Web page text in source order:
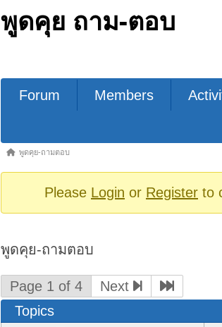
พูดคุย ถาม-ตอบ
Forum
Forum Members
Forum
breadcrumbs
พูดคุย-ถามตอบ
Please Login or Registerto
พูดคุย-ถามตอบ
Page 1 of 4
Next
Topics